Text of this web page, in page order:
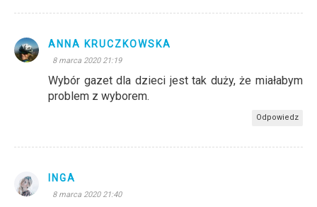
ANNA KRUCZKOWSKA
8 marca 2020 21:19
Wybór gazet dla dzieci jest tak duży, że miałabym
problem z wyborem.
Odpowiedz
INGA
8 marca 2020 21:40